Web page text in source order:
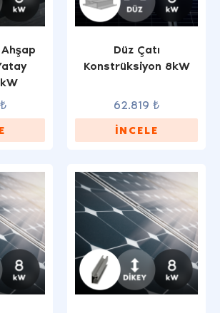
Düz Çatı
Konstrüksiyon 8kW
62.819 ₺
İNCELE